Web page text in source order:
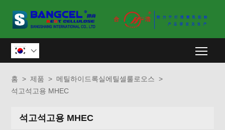

홈 > 제품 > 메틸하이드록실에틸셀룰로오스 >
석고석고용 MHEC
석고석고용 MHEC